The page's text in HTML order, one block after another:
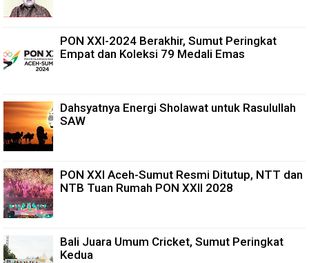
PON XXI-2024 Berakhir, Sumut Peringkat
Empat dan Koleksi 79 Medali Emas
Dahsyatnya Energi Sholawat untuk Rasulullah
SAW
PON XXI Aceh-Sumut Resmi Ditutup, NTT dan
NTB Tuan Rumah PON XXII 2028
Bali Juara Umum Cricket, Sumut Peringkat
Kedua